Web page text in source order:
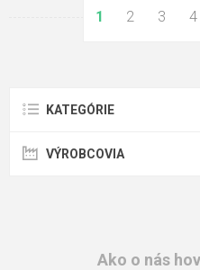
1 2 3 4
KATEGÓRIE
VÝROBCOVIA
Ako o nás